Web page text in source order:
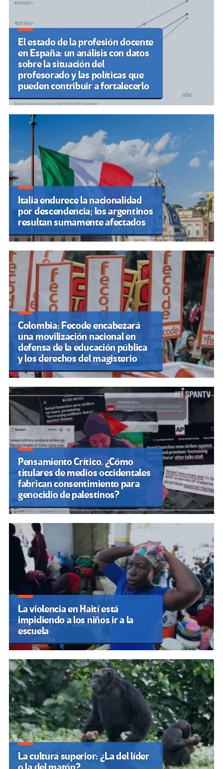
El estado de la profesión docente
en España: un análisis con datos
sobre la situación del
profesorado y las políticas que
pueden contribuir a fortalecerlo
Italia endurece la nacionalidad
por descendencia; los argentinos
resultan sumamente afectados
Colombia: Fecode encabezará
una movilización nacional en
defensa de la educación pública
y los derechos del magisterio
Pensamiento Crítico. ¿Cómo
titulares de medios occidentales
fabrican consentimiento para
genocidio de palestinos?
La violencia en Haití está
impidiendo a los niños ir a la
escuela
La cultura superior: ¿La del líder